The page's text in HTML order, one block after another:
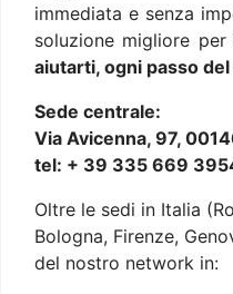
immediata e senza
soluzione migliore
aiutarti, ogni passo
Sede centrale:
Via Avicenna, 97,
tel: + 39 335 669
Oltre le sedi in Italia
Bologna, Firenze,
del nostro network in: